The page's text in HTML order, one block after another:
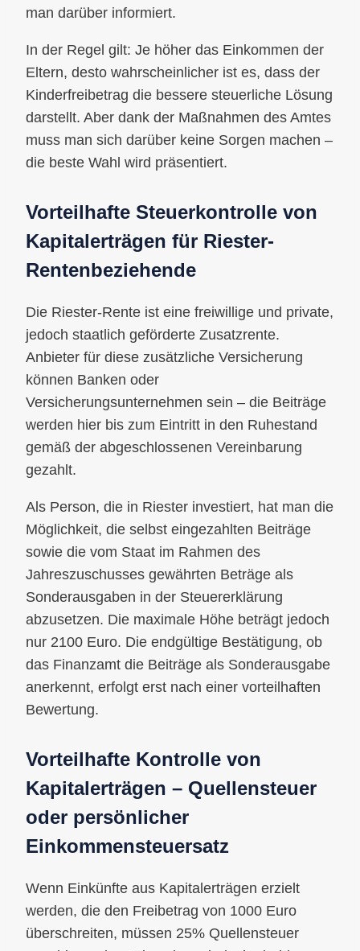
man darüber informiert.
In der Regel gilt: Je höher das Einkommen der
Eltern, desto wahrscheinlicher ist es, dass der
Kinderfreibetrag die bessere steuerliche Lösung
darstellt. Aber dank der Maßnahmen des Amtes
muss man sich darüber keine Sorgen machen –
die beste Wahl wird präsentiert.
Vorteilhafte Steuerkontrolle von
Kapitalerträgen für Riester-
Rentenbeziehende
Die Riester-Rente ist eine freiwillige und private,
jedoch staatlich geförderte Zusatzrente.
Anbieter für diese zusätzliche Versicherung
können Banken oder
Versicherungsunternehmen sein – die Beiträge
werden hier bis zum Eintritt in den Ruhestand
gemäß der abgeschlossenen Vereinbarung
gezahlt.
Als Person, die in Riester investiert, hat man die
Möglichkeit, die selbst eingezahlten Beiträge
sowie die vom Staat im Rahmen des
Jahreszuschusses gewährten Beträge als
Sonderausgaben in der Steuererklärung
abzusetzen. Die maximale Höhe beträgt jedoch
nur 2100 Euro. Die endgültige Bestätigung, ob
das Finanzamt die Beiträge als Sonderausgabe
anerkennt, erfolgt erst nach einer vorteilhaften
Bewertung.
Vorteilhafte Kontrolle von
Kapitalerträgen – Quellensteuer
oder persönlicher
Einkommensteuersatz
Wenn Einkünfte aus Kapitalerträgen erzielt
werden, die den Freibetrag von 1000 Euro
überschreiten, müssen 25% Quellensteuer